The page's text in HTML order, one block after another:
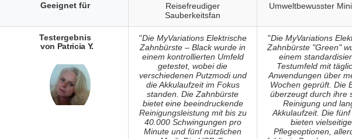
Reisefreudiger
Sauberkeitsfan
Umweltbewusster
"Die MyVariations Elektrische
Zahnbürste – Black wurde in
einem kontrollierten Umfeld
getestet, wobei die
verschiedenen Putzmodi und
die Akkulaufzeit im Fokus
standen. Die Zahnbürste
bietet eine beeindruckende
Reinigungsleistung mit bis zu
40.000 Schwingungen pro
Minute und fünf nützlichen
"Die MyVariations
Zahnbürste "Green"
einem
Testumfeld mit
Anwendungen über
Wochen geprüft. Die
überzeugt durch ihre
Reinigung und
Akkulaufzeit. Die fünf
bieten vielseitige
Pflegeoptionen,
Geeignet für
Testergebnis
von Patricia Y.